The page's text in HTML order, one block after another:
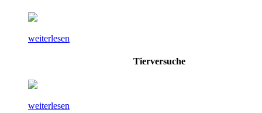
weiterlesen
Tierversuche
weiterlesen